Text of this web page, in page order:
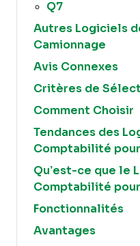
Q7
Autres Logiciels
Camionnage
Avis Connexes
Critères de
Comment Choisir
Tendances des
Comptabilité
Qu’est-ce que le
Comptabilité
Fonctionnalités
Avantages